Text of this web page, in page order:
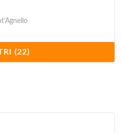
di Sorrento
sulla litoranea che sale da
, Giugliano in Campania
(22)